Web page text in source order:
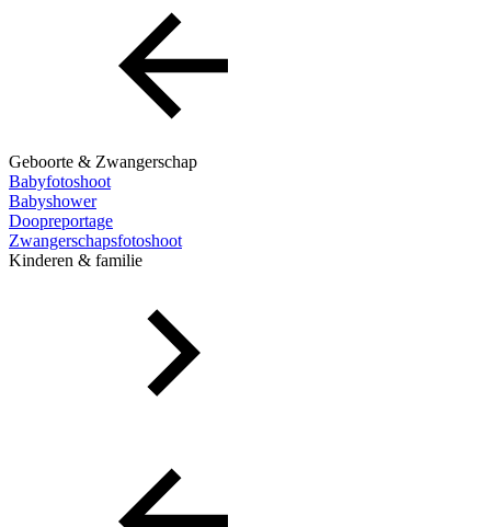
Geboorte & Zwangerschap
Babyfotoshoot
Babyshower
Doopreportage
Zwangerschapsfotoshoot
Kinderen & familie